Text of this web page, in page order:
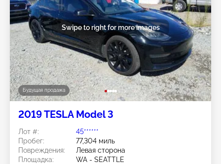
Будущая продажа
Swipe to right for more images
2019 TESLA Model 3
Лот #:
45******
Пробег:
77,304 миль
Повреждения:
Левая сторона
Площадка:
WA - SEATTLE